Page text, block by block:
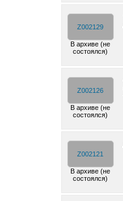
Z002129
В архиве (не
состоялся)
Z002126
В архиве (не
состоялся)
Z002121
В архиве (не
состоялся)